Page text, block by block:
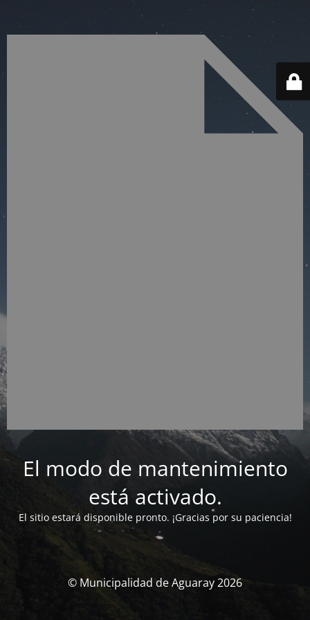
El modo de mantenimiento
está activado.
El sitio estará disponible pronto. ¡Gracias por su paciencia!
© Municipalidad de Aguaray 2026